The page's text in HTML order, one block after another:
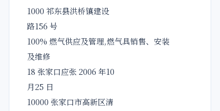
1000 祁东县洪桥镇建设
路156 号
100% 燃气供应及管理,燃气具销售、安装
及维修
18 张家口应张 2006 年10
月25 日
10000 张家口市高新区清